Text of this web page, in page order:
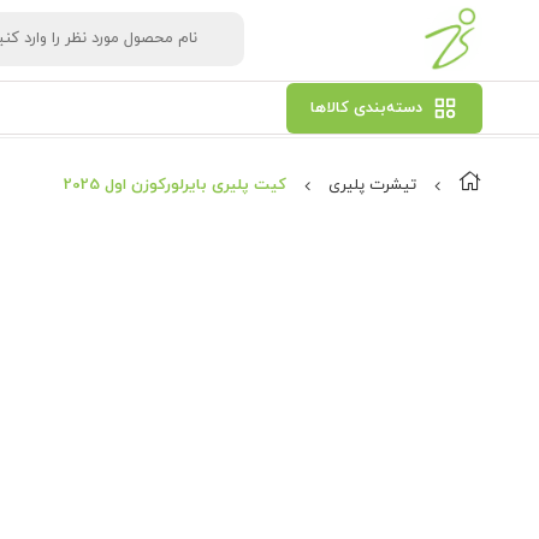
دسته‌بندی کالاها
تیشرت پلیری کیت پلیری بایرلورکوزن اول 2025